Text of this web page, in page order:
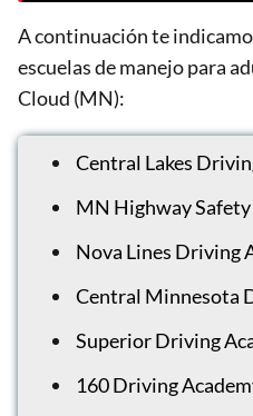
A continuación te
escuelas de manejo para
Cloud (MN):
Central Lakes
MN Highway
Nova Lines Driving
Central Minnesota
Superior Driving
160 Driving